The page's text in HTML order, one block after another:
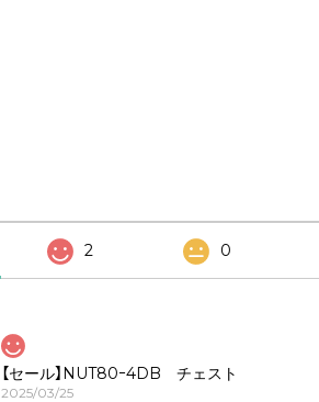
2 0
【セール】NUT80ｰ4DB チェスト
2025/03/25